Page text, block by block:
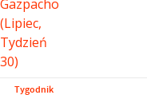
Tygodnik